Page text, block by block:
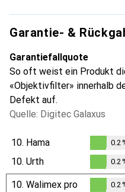
Garantie- &
Garantiefallquote
So oft weist ein Produkt
«Objektivfilter» innerhalb
Defekt auf.
Quelle: Digitec Galaxus
10. Hama
0.2%
0.2
10. Urth
0.2%
0.2
10. Walimex pro 0.2